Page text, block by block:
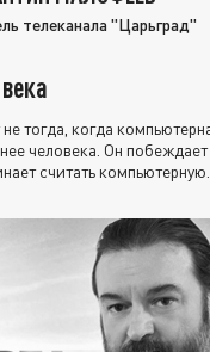
телеканала "Царьград"
тогда, когда
человека. Он побеждает
считать компьютерную